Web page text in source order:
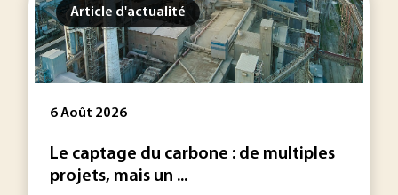
Article d'actualité
6 Août 2026
Le captage du carbone : de multiples
projets, mais un ...